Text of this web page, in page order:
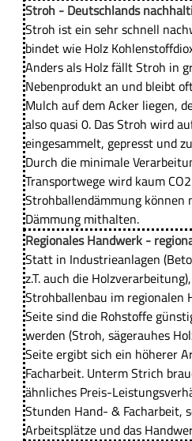
Stroh - Deutschlands
Stroh ist ein sehr schnell
bindet wie Holz
Anders als Holz fällt Stroh in
Nebenprodukt an und bleibt
Mulch auf dem Acker liegen,
also quasi 0. Das Stroh wird
eingesammelt, gepresst und
Durch die minimale
Transportwege wird kaum
Strohballendämmung können
Dämmung mithalten.
Regionales Handwerk -
Statt in Industrieanlagen
z.T. auch die
Strohballenbau im regionalen
Seite sind die Rohstoffe
werden (Stroh, sägerauhes
Seite ergibt sich ein höherer
Facharbeit. Unterm Strich
ähnliches Preis-
Stunden Hand- & Facharbeit,
Arbeitsplätze und das